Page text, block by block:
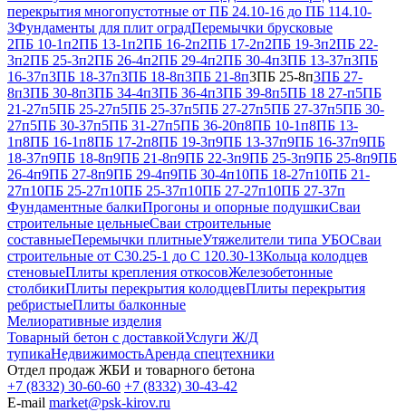
перекрытия многопустотные от ПБ 24.10-16 до ПБ 114.10-
3Фундаменты для плит оградПеремычки брусковые
2ПБ 10-1п2ПБ 13-1п2ПБ 16-2п2ПБ 17-2п2ПБ 19-3п2ПБ 22-
3п2ПБ 25-3п2ПБ 26-4п2ПБ 29-4п2ПБ 30-4п3ПБ 13-37п3ПБ
16-37п3ПБ 18-37п3ПБ 18-8п3ПБ 21-8п3ПБ 25-8п3ПБ 27-
8п3ПБ 30-8п3ПБ 34-4п3ПБ 36-4п3ПБ 39-8п5ПБ 18 27-п5ПБ
21-27п5ПБ 25-27п5ПБ 25-37п5ПБ 27-27п5ПБ 27-37п5ПБ 30-
27п5ПБ 30-37п5ПБ 31-27п5ПБ 36-20п8ПБ 10-1п8ПБ 13-
1п8ПБ 16-1п8ПБ 17-2п8ПБ 19-3п9ПБ 13-37п9ПБ 16-37п9ПБ
18-37п9ПБ 18-8п9ПБ 21-8п9ПБ 22-3п9ПБ 25-3п9ПБ 25-8п9ПБ
26-4п9ПБ 27-8п9ПБ 29-4п9ПБ 30-4п10ПБ 18-27п10ПБ 21-
27п10ПБ 25-27п10ПБ 25-37п10ПБ 27-27п10ПБ 27-37п
Фундаментные балкиПрогоны и опорные подушкиСваи
строительные цельныеСваи строительные
составныеПеремычки плитныеУтяжелители типа УБОСваи
строительные от С30.25-1 до С 120.30-13Кольца колодцев
стеновыеПлиты крепления откосовЖелезобетонные
столбикиПлиты перекрытия колодцевПлиты перекрытия
ребристыеПлиты балконные
Мелиоративные изделия
Товарный бетон с доставкойУслуги Ж/Д
тупикаНедвижимостьАренда спецтехники
Отдел продаж ЖБИ и товарного бетона
+7 (8332) 30-60-60 +7 (8332) 30-43-42
E-mail market@psk-kirov.ru